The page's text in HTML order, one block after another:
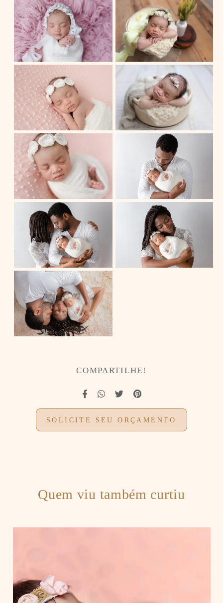
COMPARTILHE!
SOLICITE SEU ORÇAMENTO
Quem viu também curtiu